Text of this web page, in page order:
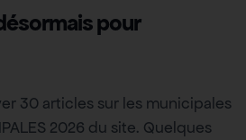
pour
30 articles sur les municipales
2026 du site. Quelques